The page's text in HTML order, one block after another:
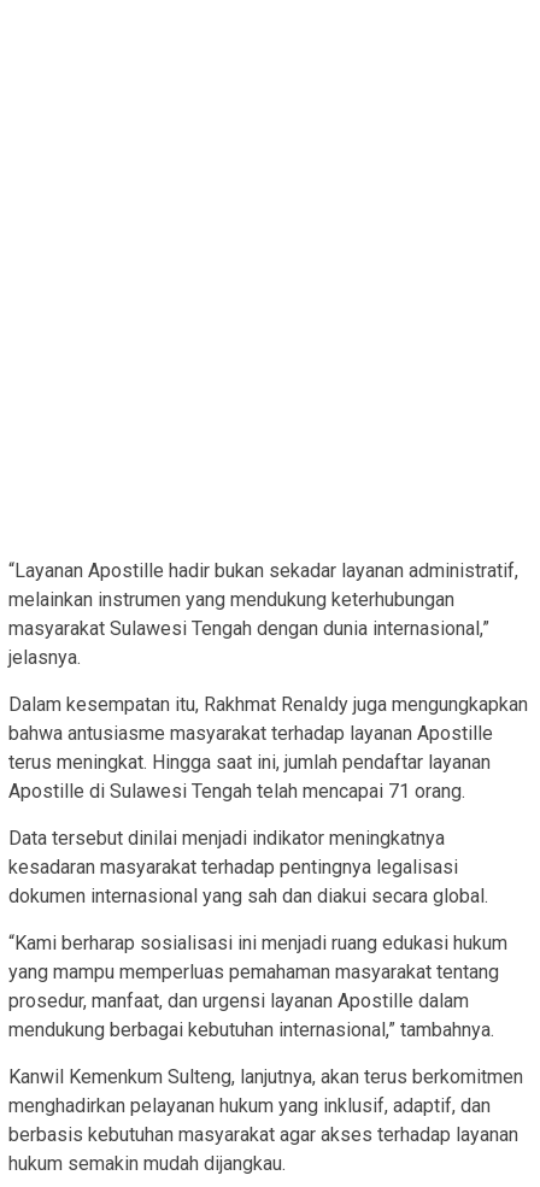
“Layanan Apostille hadir bukan sekadar layanan administratif,
melainkan instrumen yang mendukung keterhubungan
masyarakat Sulawesi Tengah dengan dunia internasional,”
jelasnya.
Dalam kesempatan itu, Rakhmat Renaldy juga mengungkapkan
bahwa antusiasme masyarakat terhadap layanan Apostille
terus meningkat. Hingga saat ini, jumlah pendaftar layanan
Apostille di Sulawesi Tengah telah mencapai 71 orang.
Data tersebut dinilai menjadi indikator meningkatnya
kesadaran masyarakat terhadap pentingnya legalisasi
dokumen internasional yang sah dan diakui secara global.
“Kami berharap sosialisasi ini menjadi ruang edukasi hukum
yang mampu memperluas pemahaman masyarakat tentang
prosedur, manfaat, dan urgensi layanan Apostille dalam
mendukung berbagai kebutuhan internasional,” tambahnya.
Kanwil Kemenkum Sulteng, lanjutnya, akan terus berkomitmen
menghadirkan pelayanan hukum yang inklusif, adaptif, dan
berbasis kebutuhan masyarakat agar akses terhadap layanan
hukum semakin mudah dijangkau.